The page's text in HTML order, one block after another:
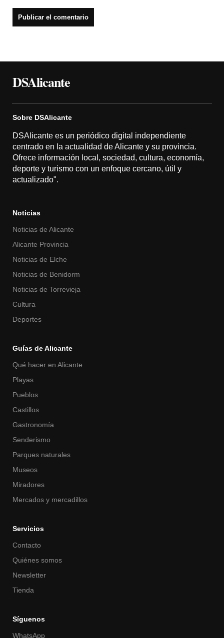
DSAlicante
Sobre DSAlicante
DSAlicante es un periódico digital independiente
centrado en la actualidad de Alicante y su provincia.
Ofrece información local, sociedad, cultura, economía,
deporte y turismo con un enfoque cercano, útil y
actualizado".
Noticias
Noticias de Alicante
Alicante Provincia
Noticias de Elche
Noticias de Benidorm
Noticias de Torrevieja
Cultura
Deportes
Guías de Alicante
Qué hacer en Alicante
Playas
Pueblos
Castillos
Gastronomía
Senderismo
Parques naturales
Museos
Miradores
Mercados y mercadillos
Servicios
Contacto
Quiénes somos
Newsletter
Tienda
Síguenos
WhatsApp